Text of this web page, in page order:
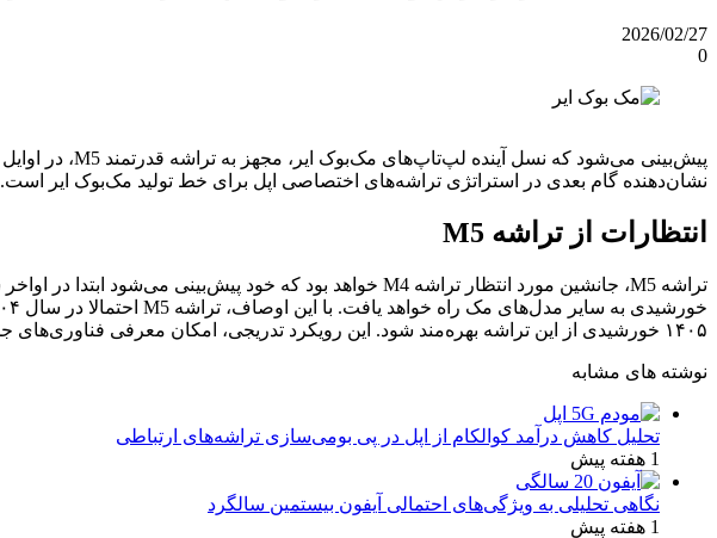
2026/02/27
0
نشان‌دهنده گام بعدی در استراتژی تراشه‌های اختصاصی اپل برای خط تولید مک‌بوک ایر است.
انتظارات از تراشه M5
۱۴۰۵ خورشیدی از این تراشه بهره‌مند شود. این رویکرد تدریجی، امکان معرفی فناوری‌های جدید را در پلتفرم‌های مختلف فراهم می‌آورد.
نوشته های مشابه
تحلیل کاهش درآمد کوالکام از اپل در پی بومی‌سازی تراشه‌های ارتباطی
1 هفته پیش
نگاهی تحلیلی به ویژگی‌های احتمالی آیفون بیستمین سالگرد
1 هفته پیش